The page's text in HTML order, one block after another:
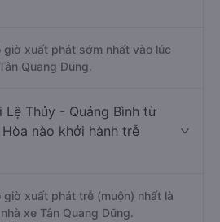
giờ xuất phát sớm nhất vào lúc
Quang Dũng.
Lệ Thủy - Quảng Bình từ
nào khởi hành trễ
giờ xuất phát trễ (muộn) nhất là
xe Tân Quang Dũng.